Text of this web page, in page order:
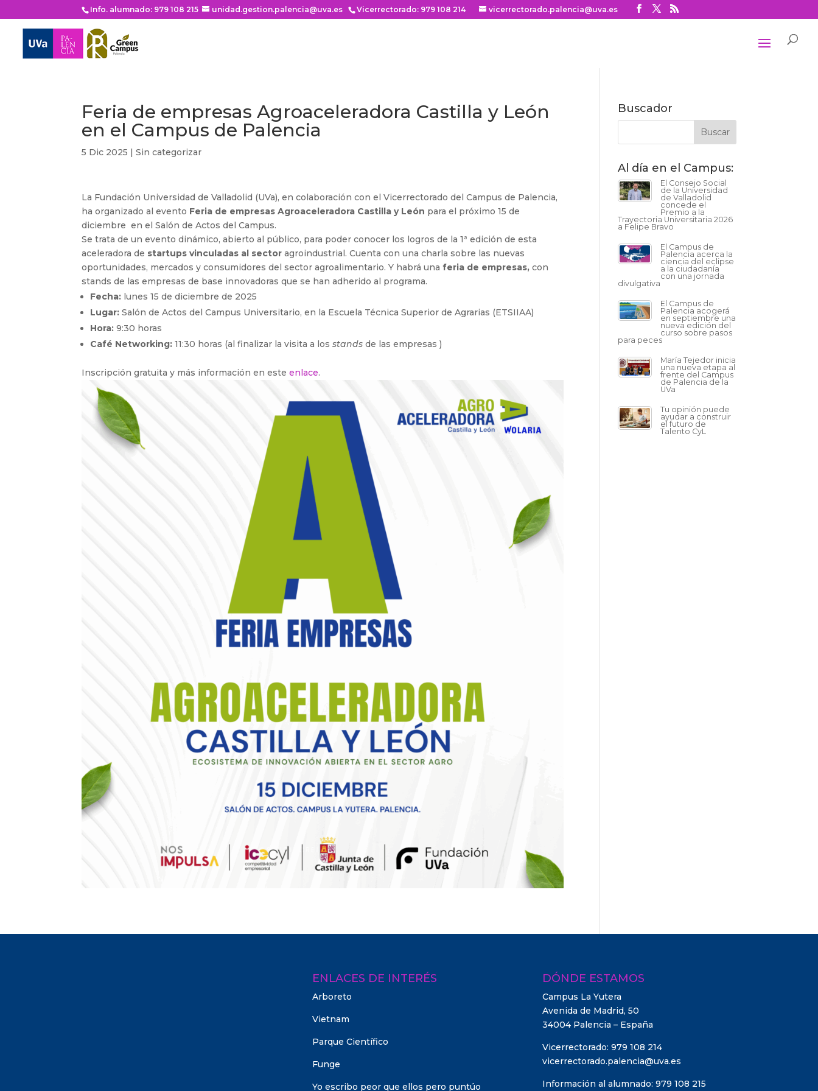
Info. alumnado: 979 108 215 unidad.gestion.palencia@uva.es Vicerrectorado: 979 108 214 vicerrectorado.palencia@uva.es
Feria de empresas Agroaceleradora Castilla y León
en el Campus de Palencia
5 Dic 2025 |Sin categorizar
La Fundación Universidad de Valladolid (UVa), en colaboración con el Vicerrectorado del Campus de Palencia,
ha organizado al evento Feria de empresas Agroaceleradora Castilla y León para el próximo 15 de
diciembre en el Salón de Actos del Campus.
Se trata de un evento dinámico, abierto al público, para poder conocer los logros de la 1ª edición de esta
aceleradora de startups vinculadas al sector agroindustrial. Cuenta con una charla sobre las nuevas
oportunidades, mercados y consumidores del sector agroalimentario. Y habrá unaferia de empresas, con
stands de las empresas de base innovadoras que se han adherido al programa.
Fecha: lunes 15 de diciembre de 2025
Lugar: Salón de Actos del Campus Universitario, en la Escuela Técnica Superior de Agrarias (ETSIIAA)
Hora: 9:30 horas
Café Networking: 11:30 horas (al finalizar la visita a losstands de las empresas )
Inscripción gratuita y más información en esteenlace.
Buscador
Al día en el Campus:
El Consejo Social
de la Universidad
de Valladolid
concede el
Premio a la
Trayectoria Universitaria 2026
a Felipe Bravo
El Campus de
Palencia acerca la
ciencia del eclipse
a la ciudadanía
con una jornada
divulgativa
El Campus de
Palencia acogerá
en septiembre una
nueva edición del
curso sobre pasos
para peces
María Tejedor inicia
una nueva etapa al
frente del Campus
de Palencia de la
UVa
Tu opinión puede
ayudar a construir
el futuro de
Talento CyL
ENLACES DE INTERÉS
Arboreto
Vietnam
Parque Científico
Funge
Yo escribo peor que ellos pero puntúo
DÓNDE ESTAMOS
Campus La Yutera
Avenida de Madrid, 50
34004 Palencia – España
Vicerrectorado: 979 108 214
vicerrectorado.palencia@uva.es
Información al alumnado: 979 108 215